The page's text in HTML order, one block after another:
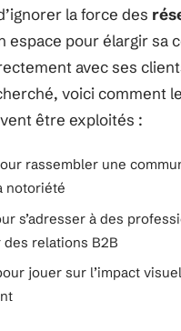
la force des
espace pour élargir sa
avec ses
voici comment
être exploités :
rassembler une
notoriété
s’adresser à des
relations B2B
jouer sur l’impact